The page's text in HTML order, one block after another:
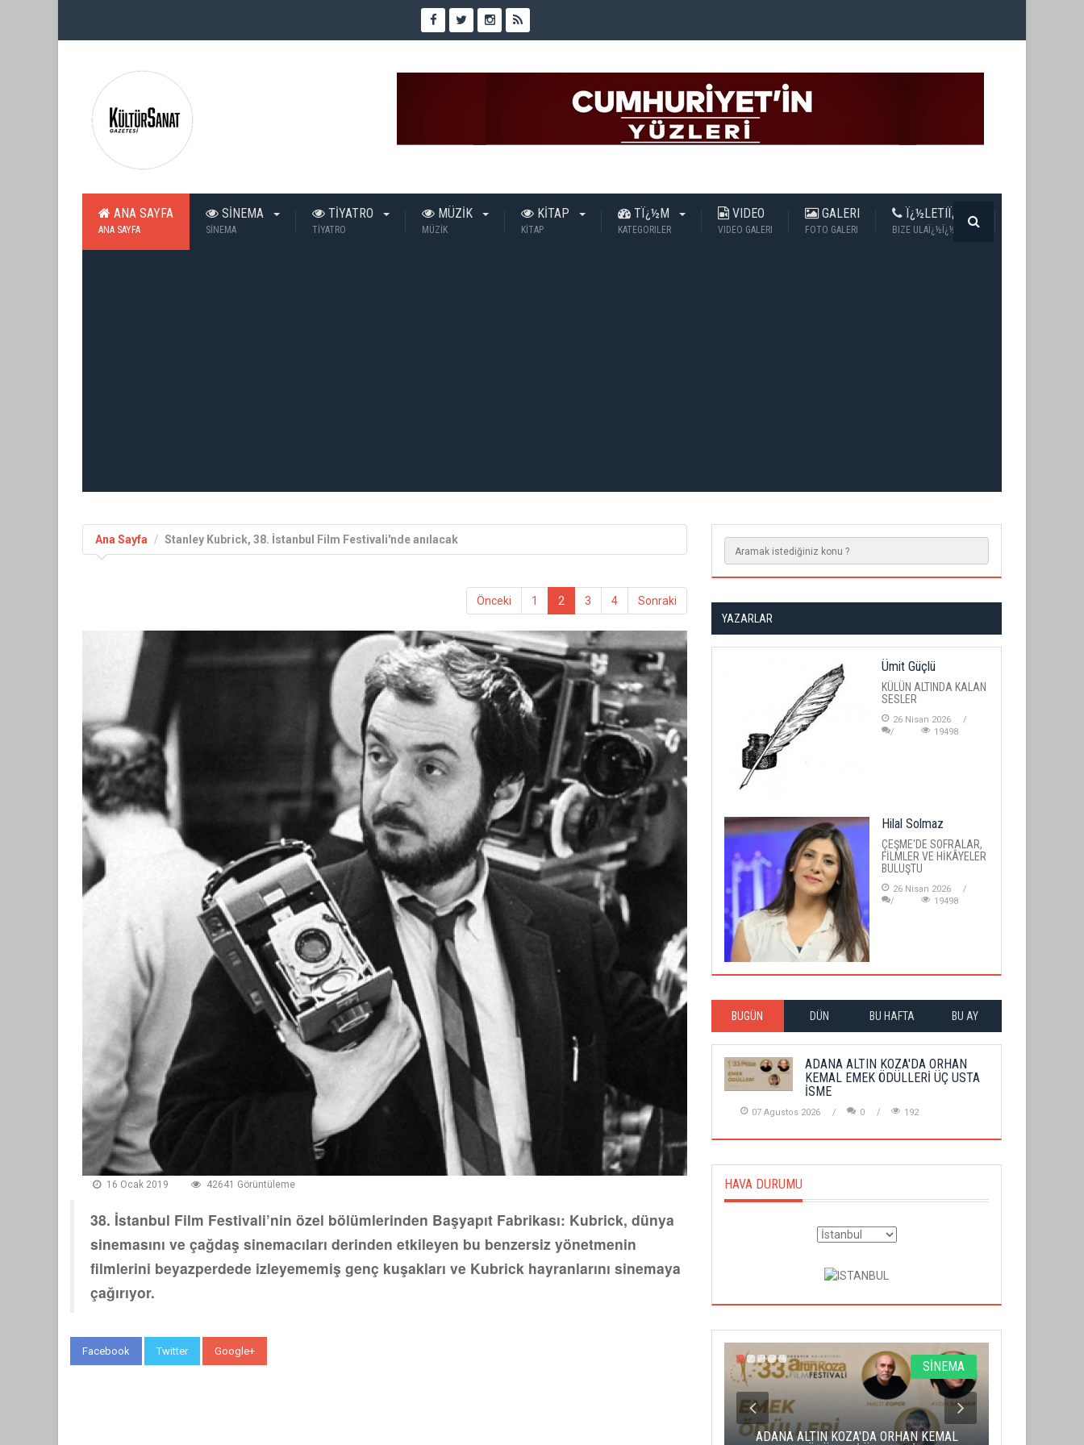
ANA SAYFA
ANA SAYFA
SİNEMA
SİNEMA
TİYATRO
TİYATRO
MÜZİK
MÜZİK
KİTAP
KİTAP
TÏ¿½M
KATEGORILER
VIDEO
VIDEO GALERI
GALERI
FOTO GALERI
Ï¿½LETIÏ¿½IM
BIZE ULAÏ¿½Ï¿½N
Ana Sayfa Stanley Kubrick, 38. İstanbul Film Festivali'nde anılacak
Önceki 1 2 3 4 Sonraki
16 Ocak 2019 42641 Görüntüleme
38. İstanbul Film Festivali’nin özel bölümlerinden Başyapıt Fabrikası: Kubrick, dünya
sinemasını ve çağdaş sinemacıları derinden etkileyen bu benzersiz yönetmenin
filmlerini beyazperdede izleyememiş genç kuşakları ve Kubrick hayranlarını sinemaya
çağırıyor.
Facebook Twitter Google+
YAZARLAR
Ümit Güçlü
KÜLÜN ALTINDA KALAN
SESLER
26 Nisan 2026
19498
Hilal Solmaz
ÇEŞME'DE SOFRALAR,
FİLMLER VE HİKÂYELER
BULUŞTU
26 Nisan 2026
19498
BUGÜN DÜN BU HAFTA BU AY
ADANA ALTIN KOZA'DA ORHAN
KEMAL EMEK ÖDÜLLERİ ÜÇ USTA
İSME
07 Agustos 2026 0 192
HAVA DURUMU
SİNEMA
ADANA ALTIN KOZA'DA ORHAN KEMAL